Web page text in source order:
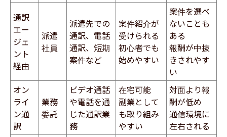
通訳
エー
ジェ
ント
経由
派遣
社員
派遣先での
通訳、電話
通訳、短期
案件など
案件紹介が
受けられる
初心者でも
始めやすい
案件を選べ
ないことも
ある
報酬が中抜
きされやす
い
オン
ライ
ン通
訳
業務
委託
ビデオ通話
や電話を通
じた通訳業
務
在宅可能
副業として
も取り組み
やすい
対面より報
酬が低め
通信環境に
左右される